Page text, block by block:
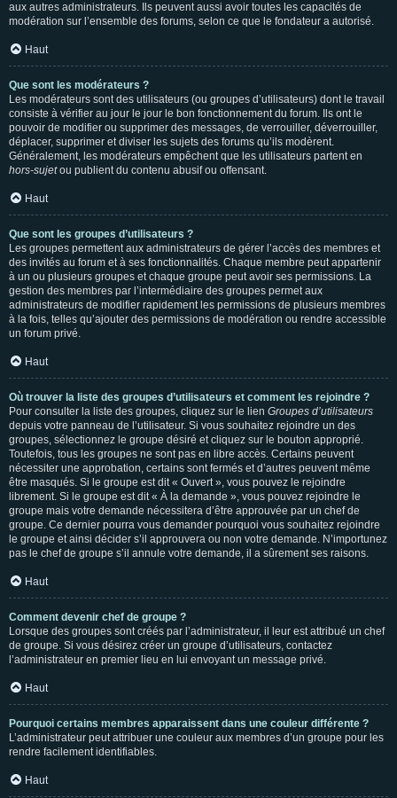
aux autres administrateurs. Ils peuvent aussi avoir toutes les capacités de
modération sur l’ensemble des forums, selon ce que le fondateur a autorisé.
Haut
Que sont les modérateurs ?
Les modérateurs sont des utilisateurs (ou groupes d’utilisateurs) dont le travail
consiste à vérifier au jour le jour le bon fonctionnement du forum. Ils ont le
pouvoir de modifier ou supprimer des messages, de verrouiller, déverrouiller,
déplacer, supprimer et diviser les sujets des forums qu’ils modèrent.
Généralement, les modérateurs empêchent que les utilisateurs partent en
hors-sujetou publient du contenu abusif ou offensant.
Haut
Que sont les groupes d’utilisateurs ?
Les groupes permettent aux administrateurs de gérer l’accès des membres et
des invités au forum et à ses fonctionnalités. Chaque membre peut appartenir
à un ou plusieurs groupes et chaque groupe peut avoir ses permissions. La
gestion des membres par l’intermédiaire des groupes permet aux
administrateurs de modifier rapidement les permissions de plusieurs membres
à la fois, telles qu’ajouter des permissions de modération ou rendre accessible
un forum privé.
Haut
Où trouver la liste des groupes d’utilisateurs et comment les rejoindre ?
Pour consulter la liste des groupes, cliquez sur le lien Groupes d’utilisateurs
depuis votre panneau de l’utilisateur. Si vous souhaitez rejoindre un des
groupes, sélectionnez le groupe désiré et cliquez sur le bouton approprié.
Toutefois, tous les groupes ne sont pas en libre accès. Certains peuvent
nécessiter une approbation, certains sont fermés et d’autres peuvent même
être masqués. Si le groupe est dit « Ouvert », vous pouvez le rejoindre
librement. Si le groupe est dit « À la demande », vous pouvez rejoindre le
groupe mais votre demande nécessitera d’être approuvée par un chef de
groupe. Ce dernier pourra vous demander pourquoi vous souhaitez rejoindre
le groupe et ainsi décider s’il approuvera ou non votre demande. N’importunez
pas le chef de groupe s’il annule votre demande, il a sûrement ses raisons.
Haut
Comment devenir chef de groupe ?
Lorsque des groupes sont créés par l’administrateur, il leur est attribué un chef
de groupe. Si vous désirez créer un groupe d’utilisateurs, contactez
l’administrateur en premier lieu en lui envoyant un message privé.
Haut
Pourquoi certains membres apparaissent dans une couleur différente ?
L’administrateur peut attribuer une couleur aux membres d’un groupe pour les
rendre facilement identifiables.
Haut